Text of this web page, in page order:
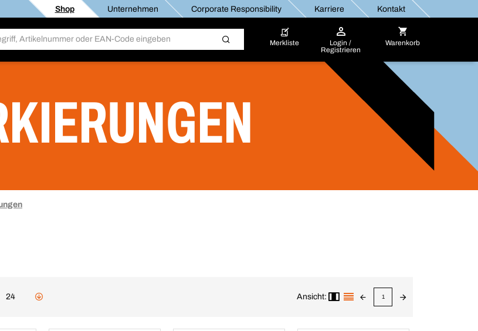
Shop Unternehmen Corporate Responsibility Karriere Kontakt
Merkliste
Login /
Registrieren
Warenkorb
24 Ansicht: 1